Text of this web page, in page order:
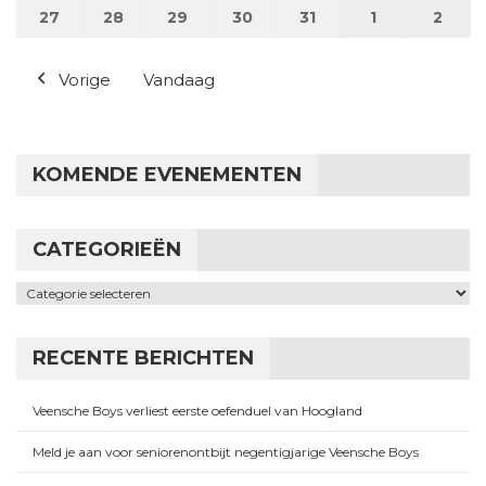
27 27 juli 2026
28 28 juli 2026
29 29 juli 2026
30 30 juli 2026
31 31 juli 2026
11 augustus
2
Vorige Vandaag
KOMENDE EVENEMENTEN
CATEGORIEËN
Categorieën
RECENTE BERICHTEN
Veensche Boys verliest eerste oefenduel van Hoogland
Meld je aan voor seniorenontbijt negentigjarige Veensche Boys